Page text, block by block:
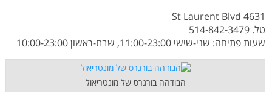
4631 St Laurent Blvd
טל. 514-842-3479
שעות פתיחה: שני-שישי 11:00-23:00, שבת-ראשון 10:00-23:00
הבודהה בורגרס של מונטריאול